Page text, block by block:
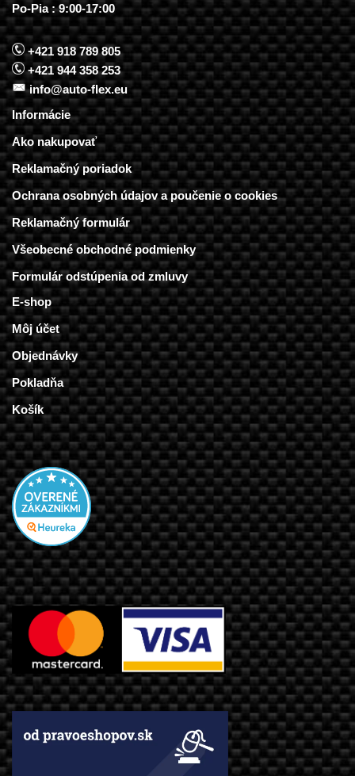
Po-Pia : 9:00-17:00
+421 918 789 805
+421 944 358 253
info@auto-flex.eu
Informácie
Ako nakupovať
Reklamačný poriadok
Ochrana osobných údajov a poučenie o cookies
Reklamačný formulár
Všeobecné obchodné podmienky
Formulár odstúpenia od zmluvy
E-shop
Môj účet
Objednávky
Pokladňa
Košík